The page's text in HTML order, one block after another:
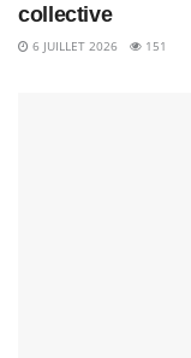
collective
6 JUILLET 2026 151